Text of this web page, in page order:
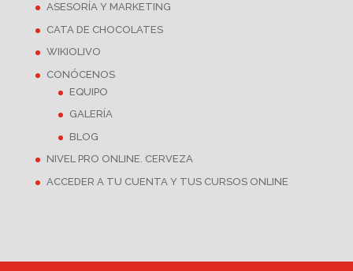
ASESORÍA Y MARKETING
CATA DE CHOCOLATES
WIKIOLIVO
CONÓCENOS
EQUIPO
GALERÍA
BLOG
NIVEL PRO ONLINE. CERVEZA
ACCEDER A TU CUENTA Y TUS CURSOS ONLINE